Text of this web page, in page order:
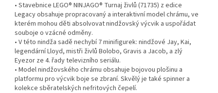
• Stavebnice LEGO® NINJAGO® Turnaj živlů (71735) z edice
Legacy obsahuje propracovaný a interaktivní model chrámu, ve
kterém mohou děti absolvovat nindžovský výcvik a uspořádat
souboje o vzácné odměny.
• V této nindža sadě nechybí 7 minifigurek: nindžové Jay, Kai,
legendární Lloyd, mistři živlů Bolobo, Gravis a Jacob, a zlý
Eyezor ze 4. řady televizního seriálu.
• Model nindžovského chrámu obsahuje bojovou plošinu a
platformu pro výcvik boje se zbraní. Skvělý je také spinner a
kolekce sběratelských nefritových čepelí.